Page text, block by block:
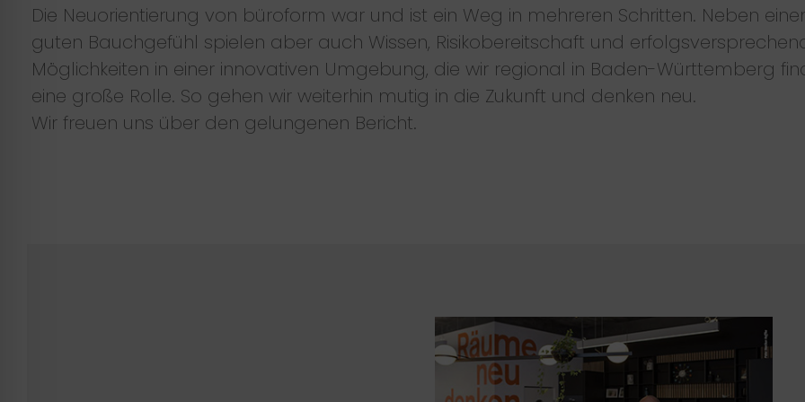
Die Neuorientierung von büroform war und ist ein Weg in mehreren Schritten. Neben
guten Bauchgefühl spielen aber auch Wissen, Risikobereitschaft und
Möglichkeiten in einer innovativen Umgebung, die wir regional in Baden-Württemberg
eine große Rolle. So gehen wir weiterhin mutig in die Zukunft und denken neu.
Wir freuen uns über den gelungenen Bericht.